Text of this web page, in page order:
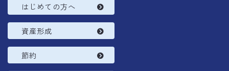
はじめての方へ
資産形成
節約